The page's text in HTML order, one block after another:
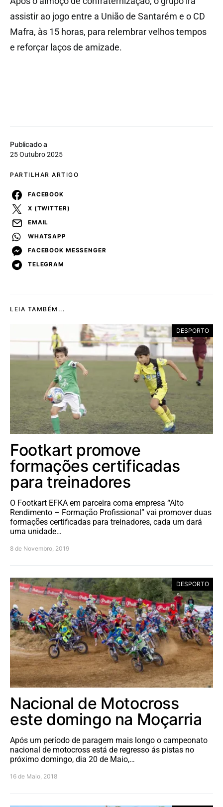
Publicado a
25 Outubro 2025
PARTILHAR ARTIGO
FACEBOOK
X (TWITTER)
EMAIL
WHATSAPP
FACEBOOK MESSENGER
TELEGRAM
assistir ao jogo entre a União de Santarém e o CD
Mafra, às 15 horas, para relembrar velhos tempos
e reforçar laços de amizade.
LEIA TAMBÉM...
DESPORTO
Footkart promove
formações certificadas
para treinadores
O Footkart EFKA em parceira coma empresa “Alto
Rendimento – Formação Profissional” vai promover duas
formações certificadas para treinadores, cada um dará
uma unidade…
8 de Novembro, 2019
DESPORTO
Nacional de Motocross
este domingo na Moçarria
Após um período de paragem mais longo o campeonato
nacional de motocross está de regresso ás pistas no
próximo domingo, dia 20 de Maio,…
16 de Maio, 2018